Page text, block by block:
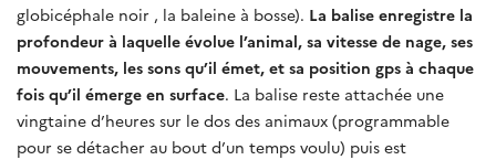
globicéphale noir , la baleine à bosse). La balise enregistre la
profondeur à laquelle évolue l’animal, sa vitesse de nage, ses
mouvements, les sons qu’il émet, et sa position gps à chaque
fois qu’il émerge en surface. La balise reste attachée une
vingtaine d’heures sur le dos des animaux (programmable
pour se détacher au bout d’un temps voulu) puis est